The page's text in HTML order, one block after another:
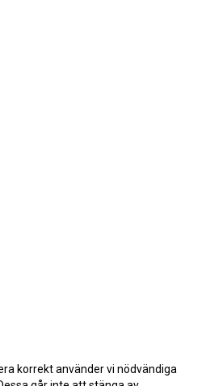
korrekt använder vi nödvändiga